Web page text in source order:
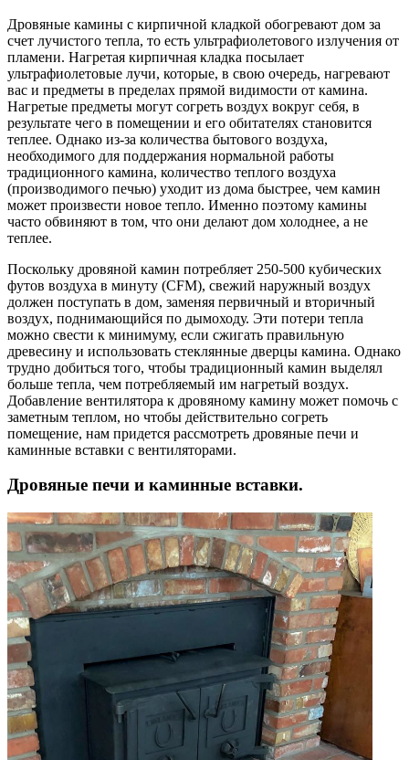
Дровяные камины с кирпичной кладкой обогревают дом за
счет лучистого тепла, то есть ультрафиолетового излучения от
пламени. Нагретая кирпичная кладка посылает
ультрафиолетовые лучи, которые, в свою очередь, нагревают
вас и предметы в пределах прямой видимости от камина.
Нагретые предметы могут согреть воздух вокруг себя, в
результате чего в помещении и его обитателях становится
теплее. Однако из-за количества бытового воздуха,
необходимого для поддержания нормальной работы
традиционного камина, количество теплого воздуха
(производимого печью) уходит из дома быстрее, чем камин
может произвести новое тепло. Именно поэтому камины
часто обвиняют в том, что они делают дом холоднее, а не
теплее.
Поскольку дровяной камин потребляет 250-500 кубических
футов воздуха в минуту (CFM), свежий наружный воздух
должен поступать в дом, заменяя первичный и вторичный
воздух, поднимающийся по дымоходу. Эти потери тепла
можно свести к минимуму, если сжигать правильную
древесину и использовать стеклянные дверцы камина. Однако
трудно добиться того, чтобы традиционный камин выделял
больше тепла, чем потребляемый им нагретый воздух.
Добавление вентилятора к дровяному камину может помочь с
заметным теплом, но чтобы действительно согреть
помещение, нам придется рассмотреть дровяные печи и
каминные вставки с вентиляторами.
Дровяные печи и каминные вставки.